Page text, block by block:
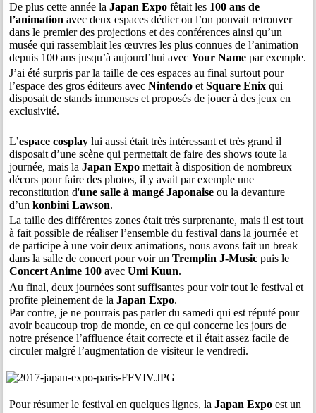
De plus cette année laJapan Expo fêtait les 100 ans de
l’animation avec deux espaces dédier ou l’on pouvait retrouver
dans le premier des projections et des conférences ainsi qu’un
musée qui rassemblait les œuvres les plus connues de l’animation
depuis 100 ans jusqu’à aujourd’hui avecYour Name par exemple.
J’ai été surpris par la taille de ces espaces au final surtout pour
l’espace des gros éditeurs avecNintendo etSquare Enix qui
disposait de stands immenses et proposés de jouer à des jeux en
exclusivité.
L’espace cosplay lui aussi était très intéressant et très grand il
disposait d’une scène qui permettait de faire des shows toute la
journée, mais laJapan Expo mettait à disposition de nombreux
décors pour faire des photos, il y avait par exemple une
reconstitution d'une salle à mangé Japonaise ou la devanture
d’unkonbini Lawson.
La taille des différentes zones était très surprenante, mais il est tout
à fait possible de réaliser l’ensemble du festival dans la journée et
de participe à une voir deux animations, nous avons fait un break
dans la salle de concert pour voir unTremplin J-Music puis le
Concert Anime 100 avecUmi Kuun.
Au final, deux journées sont suffisantes pour voir tout le festival et
profite pleinement de laJapan Expo.
Par contre, je ne pourrais pas parler du samedi qui est réputé pour
avoir beaucoup trop de monde, en ce qui concerne les jours de
notre présence l’affluence était correcte et il était assez facile de
circuler malgré l’augmentation de visiteur le vendredi.
Pour résumer le festival en quelques lignes, laJapan Expo est un